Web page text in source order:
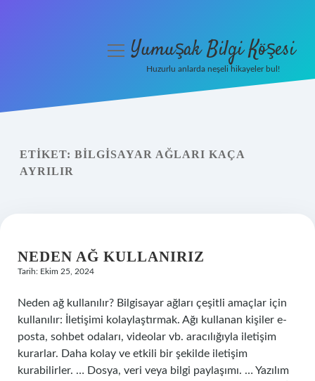
Yasal Uyarı
menüyüYumuşak Bilgi Köşesi
Huzurlu anlarda neşeli hikayeler bul!
ETIKET: BILGISAYAR AĞLARI KAÇA
AYRILIR
NEDEN AĞ KULLANIRIZ
Tarih: Ekim 25, 2024
Neden ağ kullanılır? Bilgisayar ağları çeşitli amaçlar için
kullanılır: İletişimi kolaylaştırmak. Ağı kullanan kişiler e-
posta, sohbet odaları, videolar vb. aracılığıyla iletişim
kurarlar. Daha kolay ve etkili bir şekilde iletişim
kurabilirler. … Dosya, veri veya bilgi paylaşımı. … Yazılım